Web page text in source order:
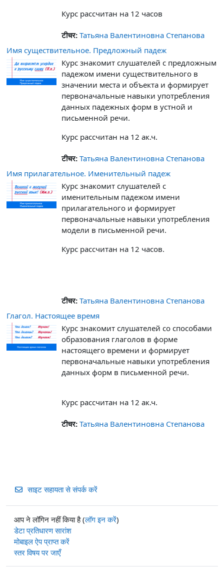
Курс рассчитан на 12 часов
टीचर: Татьяна Валентиновна Степанова
Имя существительное. Предложный падеж
Курс знакомит слушателей с предложным
падежом имени существительного в
значении места и объекта и формирует
первоначальные навыки употребления
данных падежных форм в устной и
письменной речи.
Курс рассчитан на 12 ак.ч.
टीचर: Татьяна Валентиновна Степанова
Имя прилагательное. Именительный падеж
Курс знакомит слушателей с
именительным падежом имени
прилагательного и формирует
первоначальные навыки употребления
модели в письменной речи.
Курс рассчитан на 12 часов.
टीचर: Татьяна Валентиновна Степанова
Глагол. Настоящее время
Курс знакомит слушателей со способами
образования глаголов в форме
настоящего времени и формирует
первоначальные навыки употребления
данных форм в письменной речи.
Курс рассчитан на 12 ак.ч.
टीचर: Татьяна Валентиновна Степанова
साइट सहायता से संपर्क करें
आप ने लॉगिन नहीं किया है (लॉग इन करें)
डेटा प्रतिधारण सारांश
मोबाइल ऐप प्राप्त करें
स्तर विषय पर जाएँ